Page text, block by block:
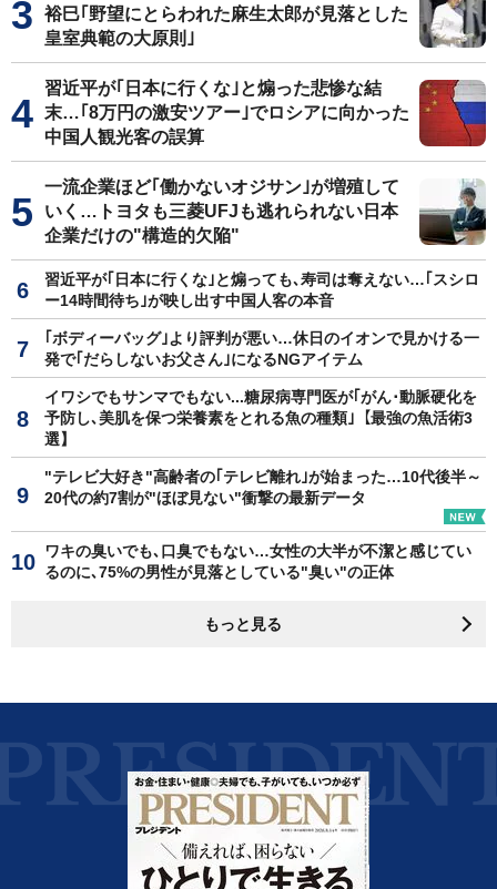
裕巳｢野望にとらわれた麻生太郎が見落とした
皇室典範の大原則｣
習近平が｢日本に行くな｣と煽った悲惨な結
末…｢8万円の激安ツアー｣でロシアに向かった
中国人観光客の誤算
一流企業ほど｢働かないオジサン｣が増殖して
いく…トヨタも三菱UFJも逃れられない日本
企業だけの"構造的欠陥"
習近平が｢日本に行くな｣と煽っても､寿司は奪えない…｢スシロ
ー14時間待ち｣が映し出す中国人客の本音
｢ボディーバッグ｣より評判が悪い…休日のイオンで見かける一
発で｢だらしないお父さん｣になるNGアイテム
イワシでもサンマでもない...糖尿病専門医が｢がん･動脈硬化を
予防し､美肌を保つ栄養素をとれる魚の種類｣【最強の魚活術3
選】
"テレビ大好き"高齢者の｢テレビ離れ｣が始まった…10代後半～
20代の約7割が"ほぼ見ない"衝撃の最新データ
ワキの臭いでも､口臭でもない…女性の大半が不潔と感じてい
るのに､75%の男性が見落としている"臭い"の正体
もっと見る